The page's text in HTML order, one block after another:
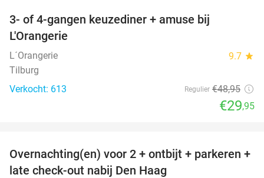
3- of 4-gangen keuzediner + amuse bij
L'Orangerie
L´Orangerie 9.7 star
Tilburg
Verkocht: 613
Regulier €48,95
€29,95
48%
Overnachting(en) voor 2 + ontbijt + parkeren +
late check-out nabij Den Haag